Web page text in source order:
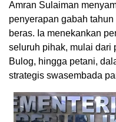
Amran Sulaiman
penyerapan gabah
beras. Ia menekankan
seluruh pihak, mulai dari
Bulog, hingga petani,
strategis swasembada